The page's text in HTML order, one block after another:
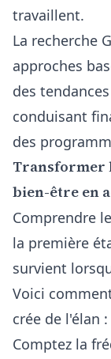
travaillent.
La recherche
approches
des
conduisant
des
Transformer
bien-être en
Comprendre
la première
survient
Voici
crée de l'élan :
Comptez la